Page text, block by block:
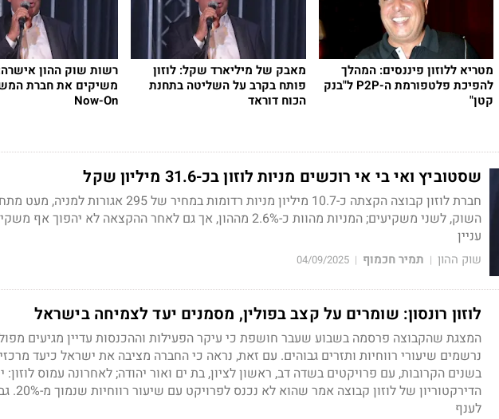
מטריא ללוזון פיננסים: המהלך
להפיכת פלטפורמת ה-P2P ל"בנק
קטן"
מאבק של מיליארד שקל: לוזון
פותח בקרב על השליטה בתחנת
הכוח דוראד
רשות שוק ההון אישרה:
משיקים את חברת
Now-On
שסטוביץ ואי בי אי רוכשים מניות לוזון בכ-31.6 מיליון שקל
חברת לוזון קבוצה הקצתה כ-10.7 מיליון מניות רדומות במחיר של 295
השוק, לשני משקיעים; המניות מהוות כ-2.6% מההון, אך גם לאחר ההקצאה לא יהפוך
עניין
שוק ההון | תמיר חכמוף |
04/09/2025
לוזון רונסון: שומרים על קצב בפולין, מסמנים יעד לצמיחה בישראל
המצגת שהקבוצה פרסמה בשבוע שעבר חושפת כי עיקר הפעילות וההכנסות עדיין מגיעים
נרשמים שיעורי רווחיות ותזרים גבוהים. עם זאת, נראה כי החברה מציבה את ישראל כיעד
בשנים הקרובות, עם פרויקטים בשדה דב, ראשון לציון, בת ים ואור יהודה; לאחרונה עמוס לוזון:
הדירקטוריון של
לענף